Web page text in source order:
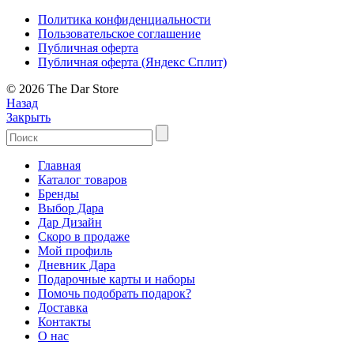
Политика конфиденциальности
Пользовательское соглашение
Публичная оферта
Публичная оферта (Яндекс Сплит)
© 2026 The Dar Store
Назад
Закрыть
Главная
Каталог товаров
Бренды
Выбор Дара
Дар Дизайн
Скоро в продаже
Мой профиль
Дневник Дара
Подарочные карты и наборы
Помочь подобрать подарок?
Доставка
Контакты
О нас